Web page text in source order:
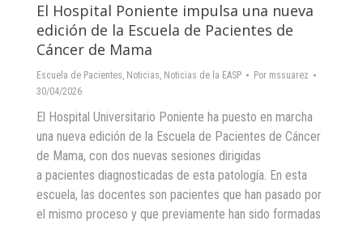
El Hospital Poniente impulsa una nueva
edición de la Escuela de Pacientes de
Cáncer de Mama
Escuela de Pacientes, Noticias, Noticias de la EASP Por mssuarez
30/04/2026
El Hospital Universitario Poniente ha puesto en marcha
una nueva edición de la Escuela de Pacientes de Cáncer
de Mama, con dos nuevas sesiones dirigidas
a pacientes diagnosticadas de esta patología. En esta
escuela, las docentes son pacientes que han pasado por
el mismo proceso y que previamente han sido formadas